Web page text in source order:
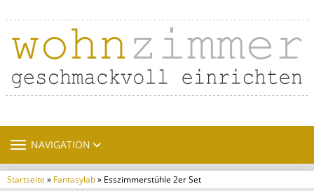
TOGGLE NAVIGATION
NAVIGATION
Startseite» Fantasylab» Esszimmerstühle 2er Set